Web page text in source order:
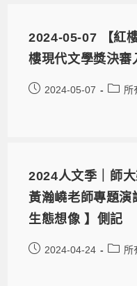
2024-05-07 【紅
樓現代文學獎決審
2024-05-07 所
2024人文季｜師
黃瀚嶢老師專題
生態想像 】側記
2024-04-24 所